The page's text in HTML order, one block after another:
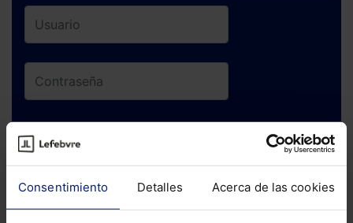
Consentimiento Detalles Acerca de las cookies
ENTRAR
¿Has olvidado tu contraseña?